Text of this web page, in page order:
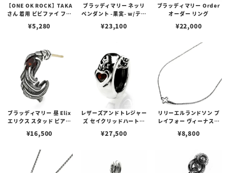
【ONE OK ROCK】TAKA
さん 着用 ビビファイ フー
¥5,280
ブラッディマリー ネッリ
ペンダント -果実- w/ティ
¥23,100
ブラッディマリー Order
オーダー リング
¥22,000
ブラッディマリー 昼 Elix
エリクス スタッド ピアス
¥16,500
レザーズアンドトレジャー
ズ セイクリッドハートピ
¥27,500
リリーエルランドソン プ
レイフォー ヴィーナスチ
¥8,800